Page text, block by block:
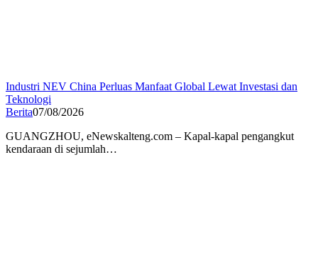
Industri NEV China Perluas Manfaat Global Lewat Investasi dan
Teknologi
Berita07/08/2026
GUANGZHOU, eNewskalteng.com – Kapal-kapal pengangkut
kendaraan di sejumlah…